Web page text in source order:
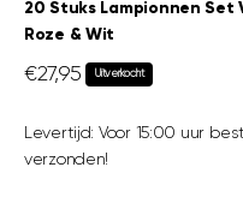
20 Stuks Lampionnen Set
Roze & Wit
Aanbiedingsprijs
€27,95 Uitverkocht
Levertijd: Voor 15:00 uur
verzonden!